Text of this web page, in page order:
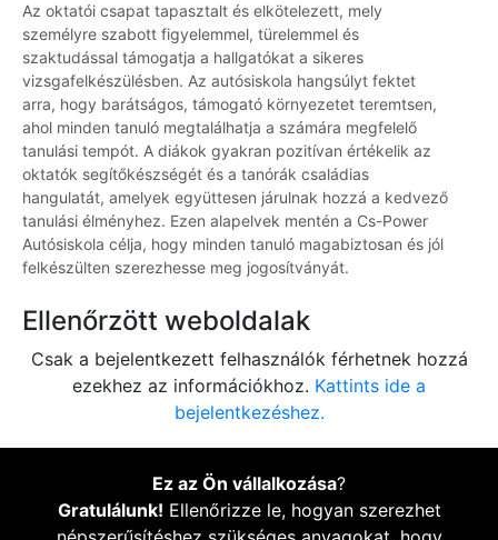
Az oktatói csapat tapasztalt és elkötelezett, mely
személyre szabott figyelemmel, türelemmel és
szaktudással támogatja a hallgatókat a sikeres
vizsgafelkészülésben. Az autósiskola hangsúlyt fektet
arra, hogy barátságos, támogató környezetet teremtsen,
ahol minden tanuló megtalálhatja a számára megfelelő
tanulási tempót. A diákok gyakran pozitívan értékelik az
oktatók segítőkészségét és a tanórák családias
hangulatát, amelyek együttesen járulnak hozzá a kedvező
tanulási élményhez. Ezen alapelvek mentén a Cs-Power
Autósiskola célja, hogy minden tanuló magabiztosan és jól
felkészülten szerezhesse meg jogosítványát.
Ellenőrzött weboldalak
Csak a bejelentkezett felhasználók férhetnek hozzá
ezekhez az információkhoz. Kattints ide a
bejelentkezéshez.
Ez az Ön vállalkozása?
Gratulálunk! Ellenőrizze le, hogyan szerezhet